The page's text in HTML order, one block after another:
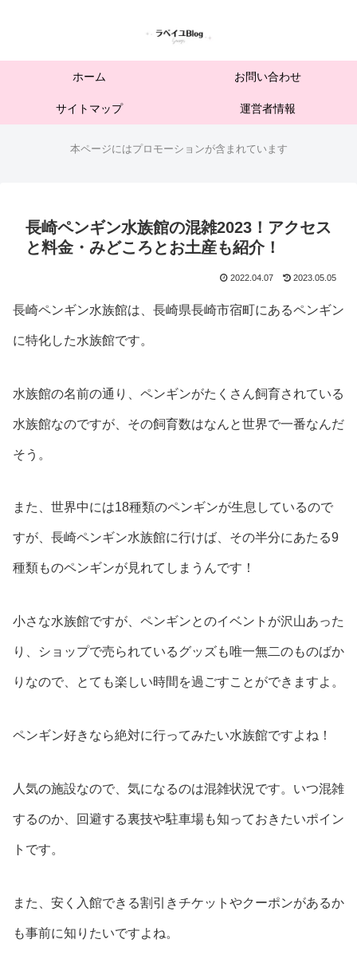
ホーム お問い合わせ
サイトマップ 運営者情報
本ページにはプロモーションが含まれています
長崎ペンギン水族館の混雑2023！アクセス
と料金・みどころとお土産も紹介！
2022.04.07 2023.05.05
長崎ペンギン水族館は、長崎県長崎市宿町にあるペンギン
に特化した水族館です。
水族館の名前の通り、ペンギンがたくさん飼育されている
水族館なのですが、その飼育数はなんと世界で一番なんだ
そう。
また、世界中には18種類のペンギンが生息しているので
すが、長崎ペンギン水族館に行けば、その半分にあたる9
種類ものペンギンが見れてしまうんです！
小さな水族館ですが、ペンギンとのイベントが沢山あった
り、ショップで売られているグッズも唯一無二のものばか
りなので、とても楽しい時間を過ごすことができますよ。
ペンギン好きなら絶対に行ってみたい水族館ですよね！
人気の施設なので、気になるのは混雑状況です。いつ混雑
するのか、回避する裏技や駐車場も知っておきたいポイン
トです。
また、安く入館できる割引きチケットやクーポンがあるか
も事前に知りたいですよね。